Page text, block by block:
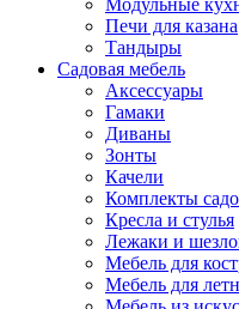
Модульные
Печи для казана
Тандыры
Садовая мебель
Аксессуары
Гамаки
Диваны
Зонты
Качели
Комплекты
Кресла и стулья
Лежаки и
Мебель для
Мебель для